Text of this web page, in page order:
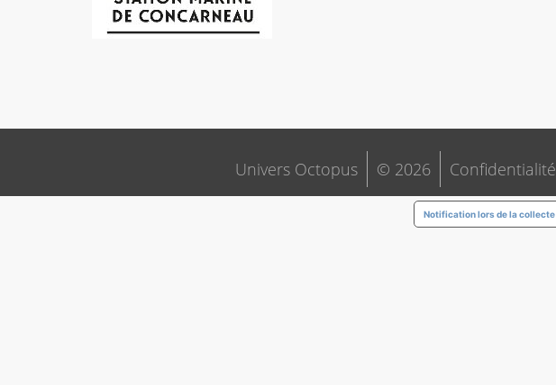
Univers Octopus © 2026 Confidentialité
Notification lors de la collecte